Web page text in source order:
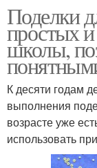
Поделки
простых
школы,
К десяти годам
выполнения
возрасте уже
использовать